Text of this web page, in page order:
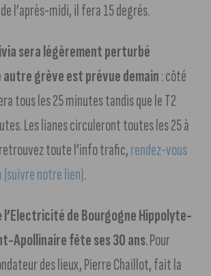
l’après-midi, il fera 15 degrés.
sera légèrement perturbé
autre grève est prévue demain: côté
tous les 25 minutes tandis que le T2
Les lianes circuleront toutes les 25 à
toute l’info trafic,rendez-vous
(suivre notre lien).
l’Electricité de Bourgogne Hippolyte-
Apollinaire fête ses 30 ans. Pour
des lieux, Pierre Chaillot, fait la